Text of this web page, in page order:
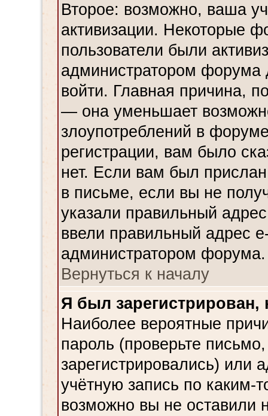
Второе: возможно, ваша
активизации. Некоторые
пользователи были
администратором форума
войти. Главная причина,
— она уменьшает
злоупотреблений в
регистрации, вам было
нет. Если вам был
в письме, если вы не
указали правильный
ввели правильный адрес
администратором форума.
Вернуться к началу
Я был
Наиболее вероятные
пароль (проверьте
зарегистрировались) или
учётную запись по каким-
возможно вы не оставили